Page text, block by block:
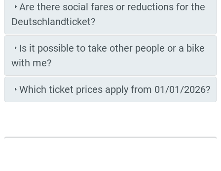
Are there social fares or reductions for the
Deutschlandticket?
Is it possible to take other people or a bike
with me?
Which ticket prices apply from 01/01/2026?